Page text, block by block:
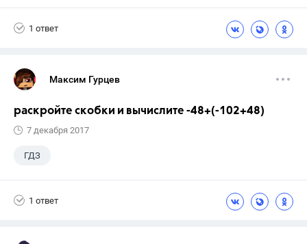
1 ответ
Максим Гурцев
раскройте скобки и вычислите -48+(-102+48)
7 декабря 2017
ГДЗ
1 ответ